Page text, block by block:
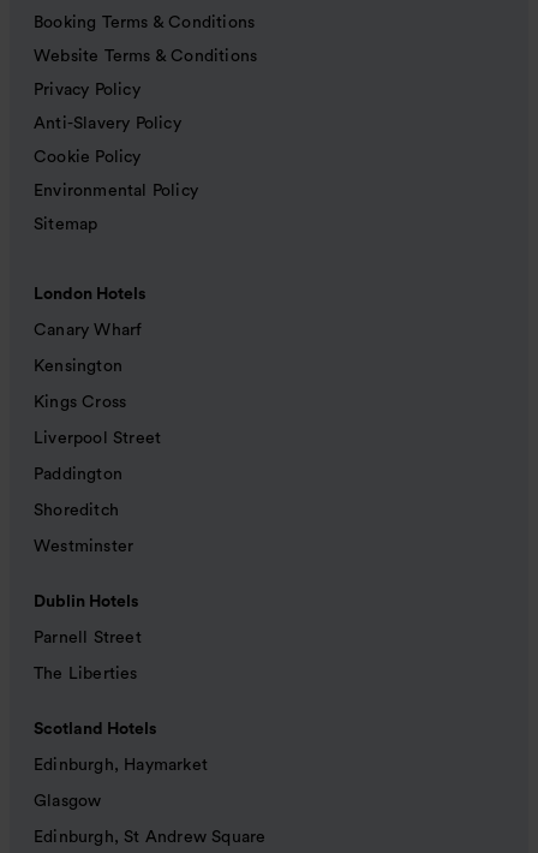
Booking Terms & Conditions
Website Terms & Conditions
Privacy Policy
Anti-Slavery Policy
Cookie Policy
Environmental Policy
Sitemap
London Hotels
Canary Wharf
Kensington
Kings Cross
Liverpool Street
Paddington
Shoreditch
Westminster
Dublin Hotels
Parnell Street
The Liberties
Scotland Hotels
Edinburgh, Haymarket
Glasgow
Edinburgh, St Andrew Square